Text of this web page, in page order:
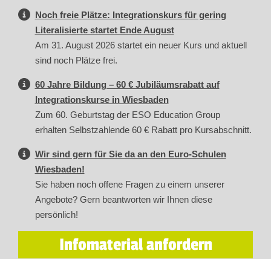
Noch freie Plätze: Integrationskurs für gering
Literalisierte startet Ende August
Am 31. August 2026 startet ein neuer Kurs und aktuell
sind noch Plätze frei.
60 Jahre Bildung – 60 € Jubiläumsrabatt auf
Integrationskurse in Wiesbaden
Zum 60. Geburtstag der ESO Education Group
erhalten Selbstzahlende 60 € Rabatt pro Kursabschnitt.
Wir sind gern für Sie da an den Euro-Schulen
Wiesbaden!
Sie haben noch offene Fragen zu einem unserer
Angebote? Gern beantworten wir Ihnen diese
persönlich!
Infomaterial anfordern